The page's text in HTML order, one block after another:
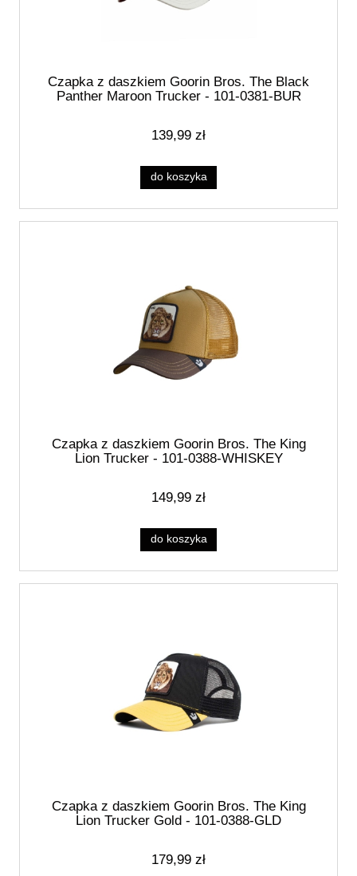
Czapka z daszkiem Goorin Bros. The Black
Panther Maroon Trucker - 101-0381-BUR
139,99 zł
do koszyka
Czapka z daszkiem Goorin Bros. The King
Lion Trucker - 101-0388-WHISKEY
149,99 zł
do koszyka
Czapka z daszkiem Goorin Bros. The King
Lion Trucker Gold - 101-0388-GLD
179,99 zł